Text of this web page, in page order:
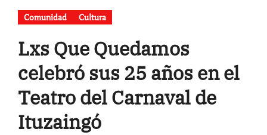
Comunidad Cultura
Lxs Que Quedamos
celebró sus 25 años en el
Teatro del Carnaval de
Ituzaingó